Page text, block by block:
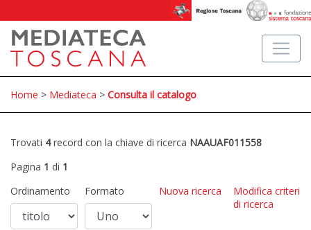
Home > Mediateca > Consulta il catalogo
Trovati 4record con la chiave di ricerca NAAUAF011558
Pagina 1 di 1
Ordinamento
Formato Nuova ricerca
Modifica criteri
di ricerca